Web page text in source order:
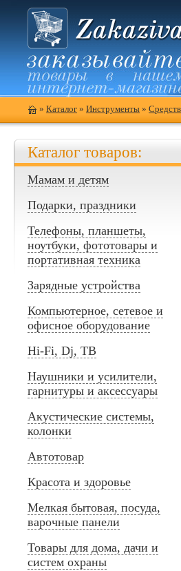
» Каталог » Инструменты »
Каталог товаров:
Мамам и детям
Подарки, праздники
Телефоны, планшеты,
ноутбуки, фототовары и
портативная техника
Зарядные устройства
Компьютерное, сетевое и
офисное оборудование
Hi-Fi, Dj, ТВ
Наушники и усилители,
гарнитуры и аксессуары
Акустические системы,
колонки
Автотовар
Красота и здоровье
Мелкая бытовая, посуда,
варочные панели
Товары для дома, дачи и
систем охраны